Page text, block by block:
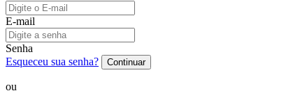
E-mail
Senha
Esqueceu sua senha?
Continuar
ou